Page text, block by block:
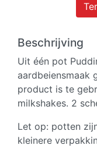
aardbeiensmaak
aantal
Beschrijving
Uit één pot
aardbeiensmaak
product is te
milkshakes. 2
Let op: potten
kleinere